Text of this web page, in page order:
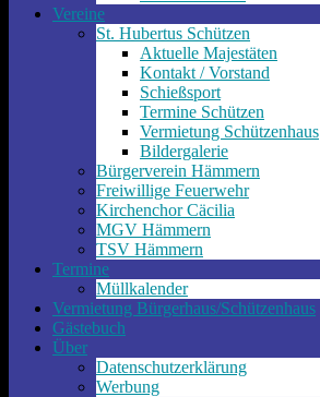
Vereine
St. Hubertus Schützen
Aktuelle Majestäten
Kontakt / Vorstand
Schießsport
Termine Schützen
Vermietung Schützenhaus
Bildergalerie
Bürgerverein Hämmern
Freiwillige Feuerwehr
Kirchenchor Cäcilia
MGV Hämmern
TSV Hämmern
Termine
Müllkalender
Vermietung Bürgerhaus/Schützenhaus
Gästebuch
Über
Datenschutzerklärung
Werbung